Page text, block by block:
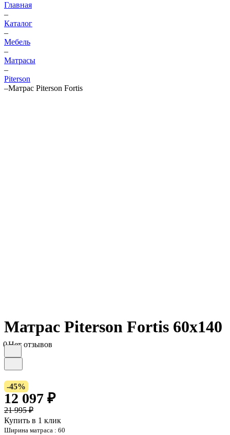
Главная
–
Каталог
–
Мебель
–
Матрасы
–
Piterson
–Матрас Piterson Fortis
Матрас Piterson Fortis 60х140
0Нет отзывов
-45%
12 097 ₽
21 995 ₽
Купить в 1 клик
Ширина матраса : 60